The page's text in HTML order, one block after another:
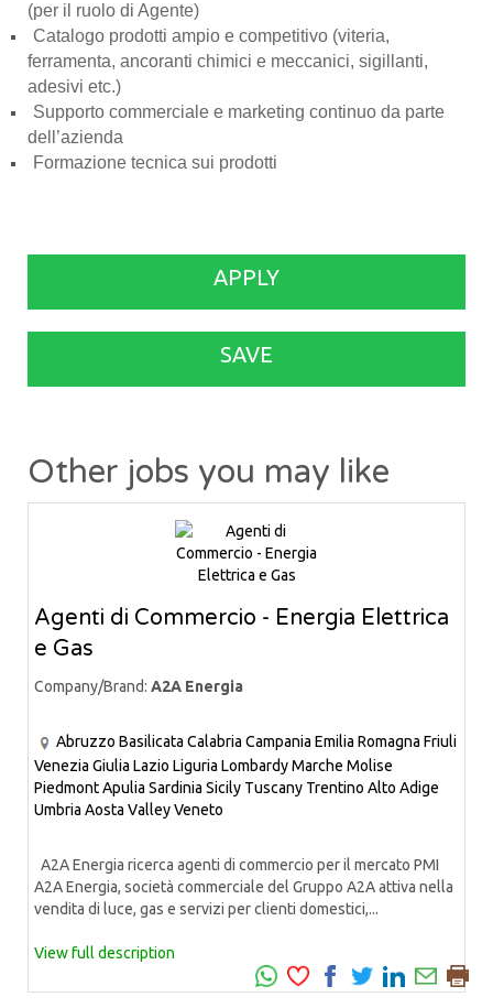
(per il ruolo di Agente)
Catalogo prodotti ampio e competitivo (viteria,
ferramenta, ancoranti chimici e meccanici, sigillanti,
adesivi etc.)
Supporto commerciale e marketing continuo da parte
dell’azienda
Formazione tecnica sui prodotti
APPLY
SAVE
Other jobs you may like
Agenti di Commercio - Energia Elettrica
e Gas
Company/Brand: A2A Energia
Abruzzo Basilicata Calabria Campania Emilia Romagna Friuli
Venezia Giulia Lazio Liguria LombardyMarche Molise
PiedmontApulia Sardinia Sicily Tuscany Trentino Alto Adige
Umbria Aosta ValleyVeneto
A2A Energia ricerca agenti di commercio per il mercato PMI
A2A Energia, società commerciale del Gruppo A2A attiva nella
vendita di luce, gas e servizi per clienti domestici,...
View full description